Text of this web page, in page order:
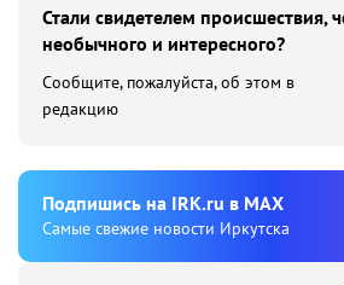
Стали свидетелем происшествия,
необычного и интересного?
Сообщите, пожалуйста, об этом в
редакцию
Подпишиcь на IRK.ru в MAX
Cамые свежие новости Иркутска